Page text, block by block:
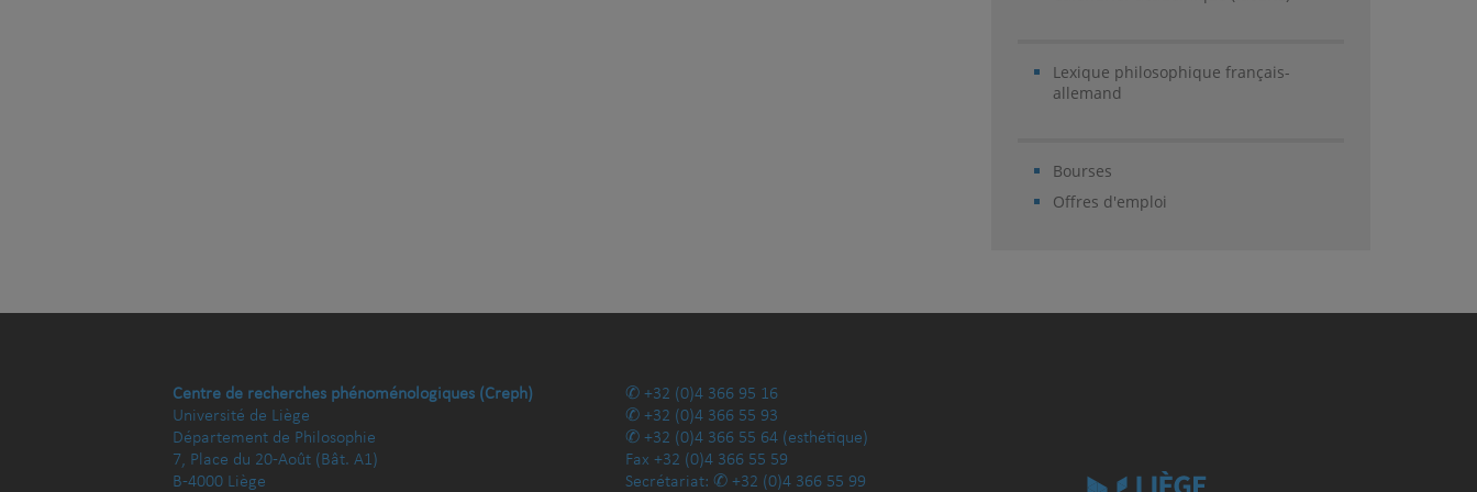
Lexique philosophique français-
allemand
Bourses
Offres d'emploi
Centre de recherches phénoménologiques (Creph)
Université de Liège
Département de Philosophie
7, Place du 20-Août (Bât. A1)
B-4000 Liège
+32 (0)4 366 95 16
+32 (0)4 366 55 93
+32 (0)4 366 55 64 (esthétique)
Fax +32 (0)4 366 55 59
Secrétariat:
+32 (0)4 366 55 99